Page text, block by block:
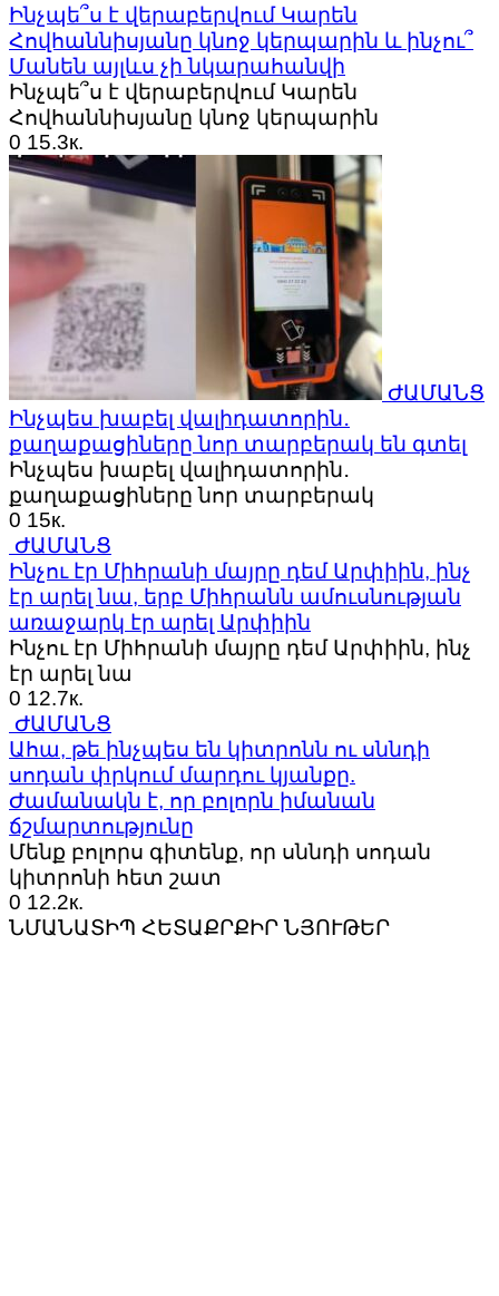
Ինչպե՞ս է վերաբերվում Կարեն
Հովհաննիսյանը կնոջ կերպարին և ինչու՞
Մանեն այլևս չի նկարահանվի
Ինչպե՞ս է վերաբերվում Կարեն
Հովհաննիսյանը կնոջ կերպարին
0 15.3к.
ԺԱՄԱՆՑ
Ինչպես խաբել վալիդատորին․
քաղաքացիները նոր տարբերակ են գտել
Ինչպես խաբել վալիդատորին․
քաղաքացիները նոր տարբերակ
0 15к.
ԺԱՄԱՆՑ
Ինչու էր Միհրանի մայրը դեմ Արփիին, ինչ
էր արել նա, երբ Միհրանն ամուսնության
առաջարկ էր արել Արփիին
Ինչու էր Միհրանի մայրը դեմ Արփիին, ինչ
էր արել նա
0 12.7к.
ԺԱՄԱՆՑ
Ահա, թե ինչպես են կիտրոնն ու սննդի
սոդան փրկում մարդու կյանքը.
Ժամանակն է, որ բոլորն իմանան
ճշմարտությունը
Մենք բոլորս գիտենք, որ սննդի սոդան
կիտրոնի հետ շատ
0 12.2к.
ՆՄԱՆԱՏԻՊ ՀԵՏԱՔՐՔԻՐ ՆՅՈՒԹԵՐ